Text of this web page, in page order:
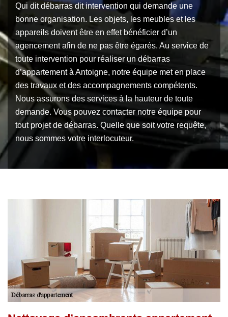
Qui dit débarras dit intervention qui demande une
bonne organisation. Les objets, les meubles et les
appareils doivent être en effet bénéficier d’un
agencement afin de ne pas être égarés. Au service de
toute intervention pour réaliser un débarras
d’appartement à Antoigne, notre équipe met en place
des travaux et des accompagnements compétents.
Nous assurons des services à la hauteur de toute
demande. Vous pouvez contacter notre équipe pour
tout projet de débarras. Quelle que soit votre requête,
nous sommes votre interlocuteur.